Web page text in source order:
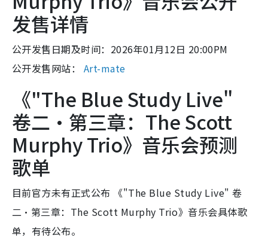
发售详情
公开发售日期及时间：2026年01月12日 20:00PM
公开发售网站： Art-mate
《"The Blue Study Live"
卷二・第三章：The Scott
Murphy Trio》音乐会预测
歌单
目前官方未有正式公布 《"The Blue Study Live" 卷
二・第三章：The Scott Murphy Trio》音乐会具体歌
单，有待公布。